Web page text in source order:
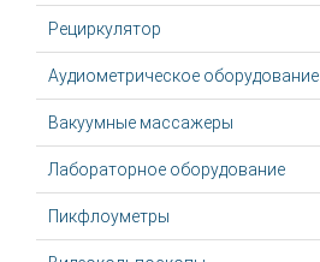
Рециркулятор
Аудиометрическое оборудование
Вакуумные массажеры
Лабораторное оборудование
Пикфлоуметры